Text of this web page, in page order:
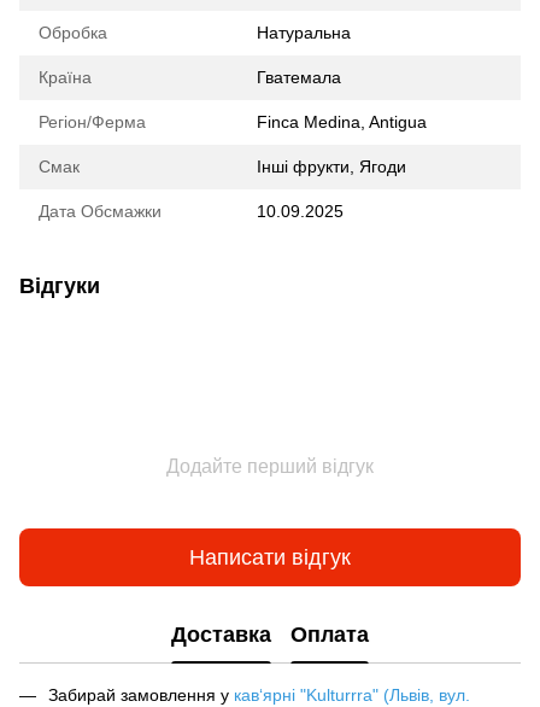
Обробка Натуральна
Країна Гватемала
Регіон/Ферма Finca Medina, Antigua
Смак Інші фрукти, Ягоди
Дата Обсмажки 10.09.2025
Відгуки
Додайте перший відгук
Написати відгук
Доставка Оплата
Забирай замовлення у кав‘ярні "Kulturrra" (Львів, вул.